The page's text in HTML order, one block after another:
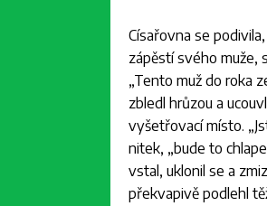
Císařovna se
zápěstí svého muže,
„Tento muž do roka
zbledl hrůzou a
vyšetřovací místo.
nitek, „bude to
vstal, uklonil se a
překvapivě podlehl